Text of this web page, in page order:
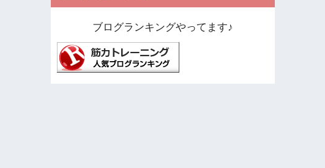
ブログランキングやってます♪